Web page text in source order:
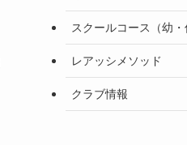
スクールコース（幼・
レアッシメソッド
クラブ情報